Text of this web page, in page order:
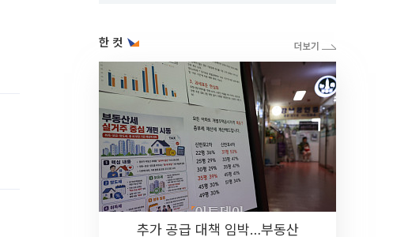
한 컷
추가 공급 대책 임박…부동산